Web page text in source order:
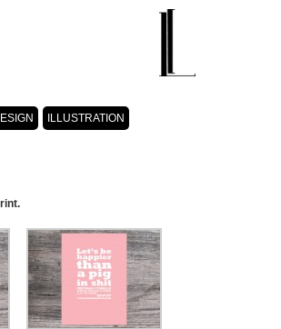
ILLUSTRATION